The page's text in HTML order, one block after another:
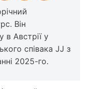
Він
в Австрії у
співака JJ з
2025-го.